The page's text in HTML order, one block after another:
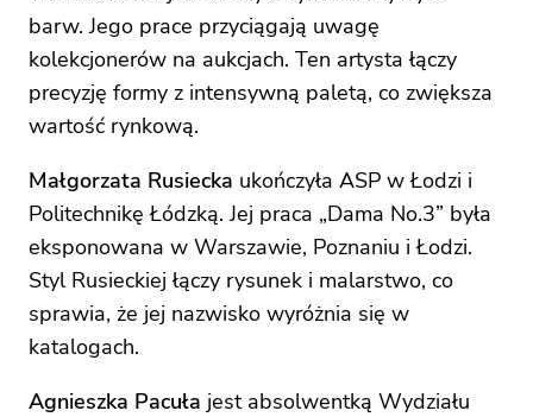
barw. Jego prace przyciągają uwagę
kolekcjonerów na aukcjach. Ten artysta łączy
precyzję formy z intensywną paletą, co zwiększa
wartość rynkową.
Małgorzata Rusiecka ukończyła ASP w Łodzi i
Politechnikę Łódzką. Jej praca „Dama No.3” była
eksponowana w Warszawie, Poznaniu i Łodzi.
Styl Rusieckiej łączy rysunek i malarstwo, co
sprawia, że jej nazwisko wyróżnia się w
katalogach.
Agnieszka Pacuła jest absolwentką Wydziału